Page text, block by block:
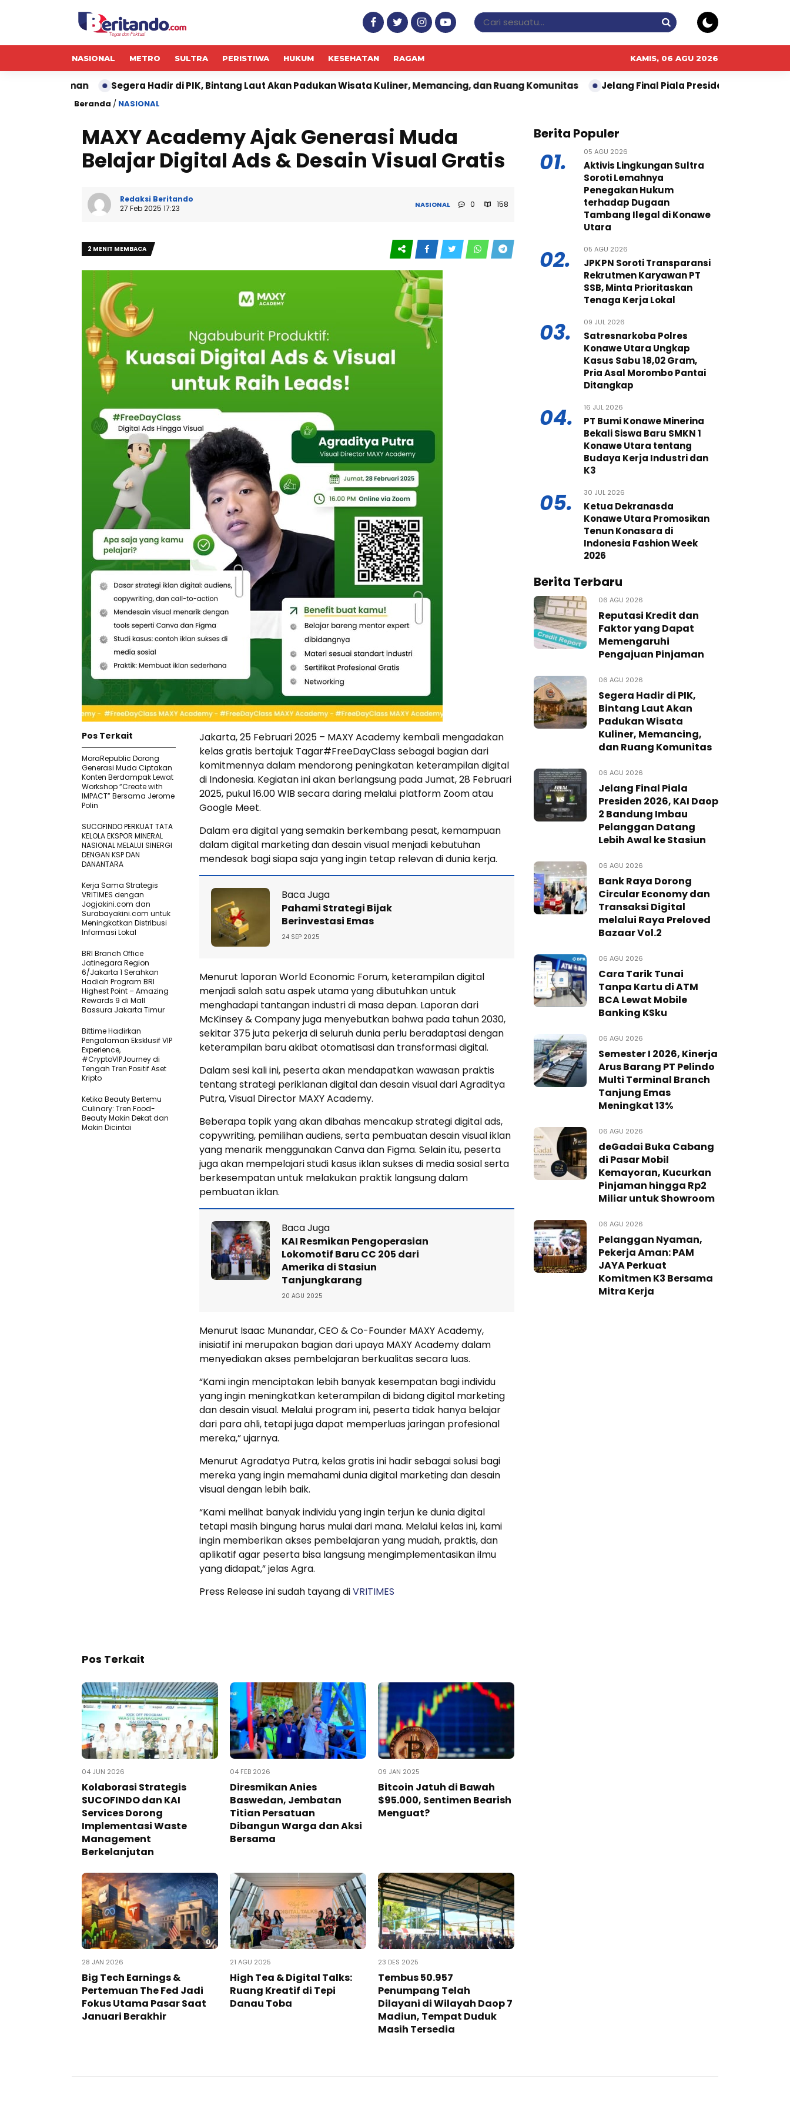
NASIONAL METRO SULTRA PERISTIWA HUKUM KESEHATAN RAGAM KAMIS, 06 AGU 2026
Segera Hadir di PIK, Bintang Laut Akan Padukan Wisata Kuliner, Memancing, dan Ruang Komunitas Jelang Final Piala Presiden 2026, KAI Daop 2
Beranda / NASIONAL
MAXY Academy Ajak Generasi Muda
Belajar Digital Ads & Desain Visual Gratis
Redaksi Beritando
27 Feb 2025 17:23
NASIONAL 0 158
2 MENIT MEMBACA
Jakarta, 25 Februari 2025 – MAXY Academy kembali mengadakan
kelas gratis bertajuk Tagar#FreeDayClass sebagai bagian dari
komitmennya dalam mendorong peningkatan keterampilan digital
di Indonesia. Kegiatan ini akan berlangsung pada Jumat, 28 Februari
2025, pukul 16.00 WIB secara daring melalui platform Zoom atau
Google Meet.
Dalam era digital yang semakin berkembang pesat, kemampuan
dalam digital marketing dan desain visual menjadi kebutuhan
mendesak bagi siapa saja yang ingin tetap relevan di dunia kerja.
Baca Juga
Pahami Strategi Bijak
Berinvestasi Emas
24 SEP 2025
Menurut laporan World Economic Forum, keterampilan digital
menjadi salah satu aspek utama yang dibutuhkan untuk
menghadapi tantangan industri di masa depan. Laporan dari
McKinsey & Company juga menyebutkan bahwa pada tahun 2030,
sekitar 375 juta pekerja di seluruh dunia perlu beradaptasi dengan
keterampilan baru akibat otomatisasi dan transformasi digital.
Dalam sesi kali ini, peserta akan mendapatkan wawasan praktis
tentang strategi periklanan digital dan desain visual dari Agraditya
Putra, Visual Director MAXY Academy.
Beberapa topik yang akan dibahas mencakup strategi digital ads,
copywriting, pemilihan audiens, serta pembuatan desain visual iklan
yang menarik menggunakan Canva dan Figma. Selain itu, peserta
juga akan mempelajari studi kasus iklan sukses di media sosial serta
berkesempatan untuk melakukan praktik langsung dalam
pembuatan iklan.
Baca Juga
KAI Resmikan Pengoperasian
Lokomotif Baru CC 205 dari
Amerika di Stasiun
Tanjungkarang
20 AGU 2025
Menurut Isaac Munandar, CEO & Co-Founder MAXY Academy,
inisiatif ini merupakan bagian dari upaya MAXY Academy dalam
menyediakan akses pembelajaran berkualitas secara luas.
“Kami ingin menciptakan lebih banyak kesempatan bagi individu
yang ingin meningkatkan keterampilan di bidang digital marketing
dan desain visual. Melalui program ini, peserta tidak hanya belajar
dari para ahli, tetapi juga dapat memperluas jaringan profesional
mereka,” ujarnya.
Menurut Agradatya Putra, kelas gratis ini hadir sebagai solusi bagi
mereka yang ingin memahami dunia digital marketing dan desain
visual dengan lebih baik.
“Kami melihat banyak individu yang ingin terjun ke dunia digital
tetapi masih bingung harus mulai dari mana. Melalui kelas ini, kami
ingin memberikan akses pembelajaran yang mudah, praktis, dan
aplikatif agar peserta bisa langsung mengimplementasikan ilmu
yang didapat,” jelas Agra.
Press Release ini sudah tayang diVRITIMES
Pos Terkait
MoraRepublic Dorong
Generasi Muda Ciptakan
Konten Berdampak Lewat
Workshop “Create with
IMPACT” Bersama Jerome
Polin
SUCOFINDO PERKUAT TATA
KELOLA EKSPOR MINERAL
NASIONAL MELALUI SINERGI
DENGAN KSP DAN
DANANTARA
Kerja Sama Strategis
VRITIMES dengan
Jogjakini.com dan
Surabayakini.com untuk
Meningkatkan Distribusi
Informasi Lokal
BRI Branch Office
Jatinegara Region
6/Jakarta 1 Serahkan
Hadiah Program BRI
Highest Point – Amazing
Rewards 9 di Mall
Bassura Jakarta Timur
Bittime Hadirkan
Pengalaman Eksklusif VIP
Experience,
#CryptoVIPJourney di
Tengah Tren Positif Aset
Kripto
Ketika Beauty Bertemu
Culinary: Tren Food-
Beauty Makin Dekat dan
Makin Dicintai
Pos Terkait
04 JUN 2026
Kolaborasi Strategis
SUCOFINDO dan KAI
Services Dorong
Implementasi Waste
Management
Berkelanjutan
04 FEB 2026
Diresmikan Anies
Baswedan, Jembatan
Titian Persatuan
Dibangun Warga dan Aksi
Bersama
09 JAN 2025
Bitcoin Jatuh di Bawah
$95.000, Sentimen Bearish
Menguat?
28 JAN 2026
Big Tech Earnings &
Pertemuan The Fed Jadi
Fokus Utama Pasar Saat
Januari Berakhir
21 AGU 2025
High Tea & Digital Talks:
Ruang Kreatif di Tepi
Danau Toba
23 DES 2025
Tembus 50.957
Penumpang Telah
Dilayani di Wilayah Daop 7
Madiun, Tempat Duduk
Masih Tersedia
Berita Populer
01. 05 AGU 2026
Aktivis Lingkungan Sultra
Soroti Lemahnya
Penegakan Hukum
terhadap Dugaan
Tambang Ilegal di Konawe
Utara
02. 05 AGU 2026
JPKPN Soroti Transparansi
Rekrutmen Karyawan PT
SSB, Minta Prioritaskan
Tenaga Kerja Lokal
03. 09 JUL 2026
Satresnarkoba Polres
Konawe Utara Ungkap
Kasus Sabu 18,02 Gram,
Pria Asal Morombo Pantai
Ditangkap
04. 16 JUL 2026
PT Bumi Konawe Minerina
Bekali Siswa Baru SMKN 1
Konawe Utara tentang
Budaya Kerja Industri dan
K3
05. 30 JUL 2026
Ketua Dekranasda
Konawe Utara Promosikan
Tenun Konasara di
Indonesia Fashion Week
2026
Berita Terbaru
06 AGU 2026
Reputasi Kredit dan
Faktor yang Dapat
Memengaruhi
Pengajuan Pinjaman
06 AGU 2026
Segera Hadir di PIK,
Bintang Laut Akan
Padukan Wisata
Kuliner, Memancing,
dan Ruang Komunitas
06 AGU 2026
Jelang Final Piala
Presiden 2026, KAI Daop
2 Bandung Imbau
Pelanggan Datang
Lebih Awal ke Stasiun
06 AGU 2026
Bank Raya Dorong
Circular Economy dan
Transaksi Digital
melalui Raya Preloved
Bazaar Vol.2
06 AGU 2026
Cara Tarik Tunai
Tanpa Kartu di ATM
BCA Lewat Mobile
Banking KSku
06 AGU 2026
Semester I 2026, Kinerja
Arus Barang PT Pelindo
Multi Terminal Branch
Tanjung Emas
Meningkat 13%
06 AGU 2026
deGadai Buka Cabang
di Pasar Mobil
Kemayoran, Kucurkan
Pinjaman hingga Rp2
Miliar untuk Showroom
06 AGU 2026
Pelanggan Nyaman,
Pekerja Aman: PAM
JAYA Perkuat
Komitmen K3 Bersama
Mitra Kerja